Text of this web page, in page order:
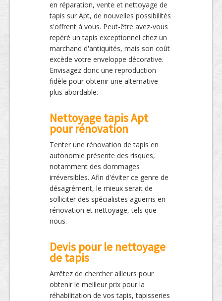
en réparation, vente et nettoyage de
tapis sur Apt, de nouvelles possibilités
s'offrent à vous. Peut-être avez-vous
repéré un tapis exceptionnel chez un
marchand d'antiquités, mais son coût
excède votre enveloppe décorative.
Envisagez donc une reproduction
fidèle pour obtenir une alternative
plus abordable.
Nettoyage tapis Apt
pour rénovation
Tenter une rénovation de tapis en
autonomie présente des risques,
notamment des dommages
irréversibles. Afin d'éviter ce genre de
désagrément, le mieux serait de
solliciter des spécialistes aguerris en
rénovation et nettoyage, tels que
nous.
Devis pour le nettoyage
de tapis
Arrêtez de chercher ailleurs pour
obtenir le meilleur prix pour la
réhabilitation de vos tapis, tapisseries